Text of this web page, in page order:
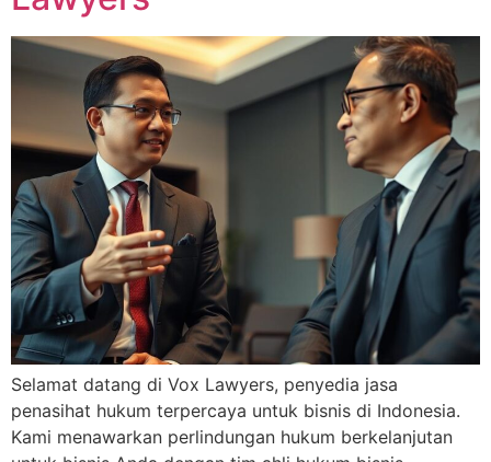
Selamat datang di Vox Lawyers, penyedia jasa
penasihat hukum terpercaya untuk bisnis di Indonesia.
Kami menawarkan perlindungan hukum berkelanjutan